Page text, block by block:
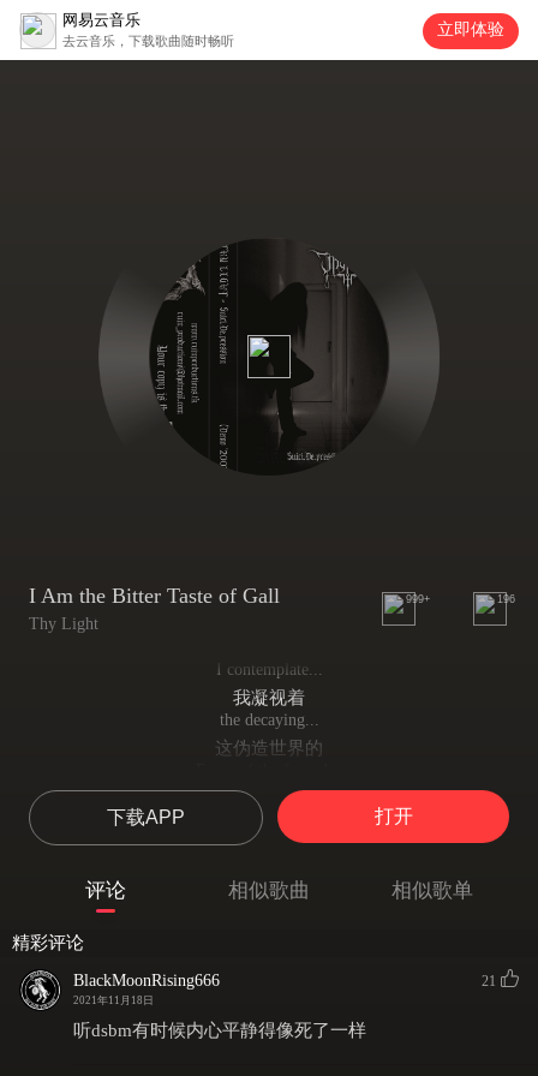
网易云音乐
去云音乐，下载歌曲随时畅听
立即体验
I Am the Bitter Taste of Gall
Thy Light
999+ 196
I contemplate...
我凝视着
the decaying...
这伪造世界的
日渐衰朽的力量
Nature...
我曾被逼迫
去敬拜
Is more special...
下载APP 打开
评论 相似歌曲 相似歌单
精彩评论
BlackMoonRising666
2021年11月18日
21
听dsbm有时候内心平静得像死了一样